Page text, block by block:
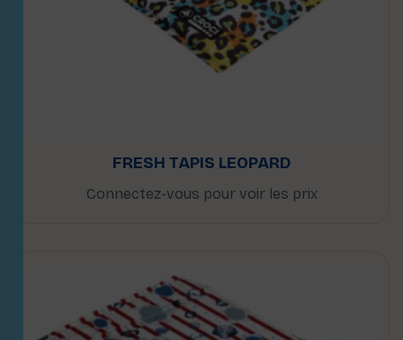
FRESH TAPIS LEOPARD
Connectez-vous pour voir les prix